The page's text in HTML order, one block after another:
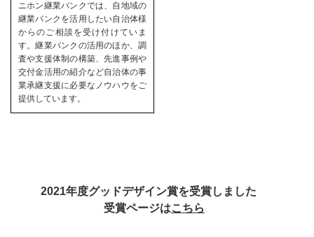
ニホン継業バンクでは、自地域の
継業バンクを活用したい自治体様
からのご相談を受け付けていま
す。継業バンクの活用のほか、調
査や支援体制の構築、先進事例や
交付金活用の紹介など自治体の事
業承継支援に必要なノウハウをご
提供しています。
2021年度グッドデザイン賞を受賞しました
受賞ページはこちら